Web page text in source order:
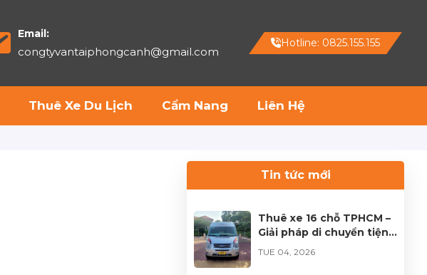
Email:
congtyvantaiphongcanh@gmail.com
Hotline: 0825.155.155
Thuê Xe Du Lịch Cẩm Nang Liên Hệ
Tin tức mới
Thuê xe 16 chỗ TPHCM –
Giải pháp di chuyển tiện
lợi cho mọi hành trình
TUE 04, 2026